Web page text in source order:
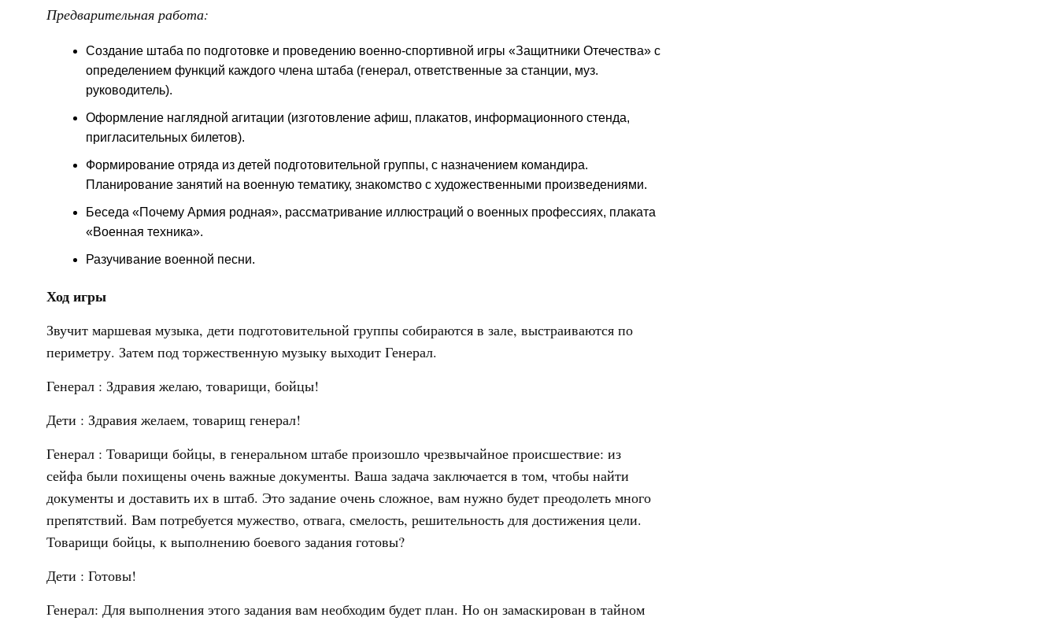
Предварительная работа:
Создание штаба по подготовке и проведению военно-спортивной игры «Защитники Отечества» с
определением функций каждого члена штаба (генерал, ответственные за станции, муз.
руководитель).
Оформление наглядной агитации (изготовление афиш, плакатов, информационного стенда,
пригласительных билетов).
Формирование отряда из детей подготовительной группы, с назначением командира.
Планирование занятий на военную тематику, знакомство с художественными произведениями.
Беседа «Почему Армия родная», рассматривание иллюстраций о военных профессиях, плаката
«Военная техника».
Разучивание военной песни.
Ход игры
Звучит маршевая музыка, дети подготовительной группы собираются в зале, выстраиваются по
периметру. Затем под торжественную музыку выходит Генерал.
Генерал : Здравия желаю, товарищи, бойцы!
Дети : Здравия желаем, товарищ генерал!
Генерал : Товарищи бойцы, в генеральном штабе произошло чрезвычайное происшествие: из
сейфа были похищены очень важные документы. Ваша задача заключается в том, чтобы найти
документы и доставить их в штаб. Это задание очень сложное, вам нужно будет преодолеть много
препятствий. Вам потребуется мужество, отвага, смелость, решительность для достижения цели.
Товарищи бойцы, к выполнению боевого задания готовы?
Дети : Готовы!
Генерал: Для выполнения этого задания вам необходим будет план. Но он замаскирован в тайном